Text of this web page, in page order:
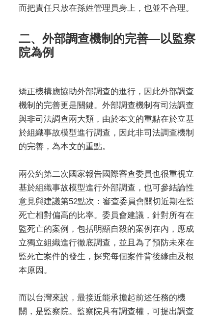
而把責任只放在孫姓管理員身上，也並不合理。
二、外部調查機制的完善—以監察
院為例
矯正機構應協助外部調查的進行，因此外部調查
機制的完善更是關鍵。外部調查機制有司法調查
與非司法調查兩大類，由於本文的重點在於立基
於組織事故模型進行調查，因此非司法調查機制
的完善，為本文的重點。
兩公約第二次國家報告國際審查委員也很重視立
基於組織事故模型進行外部調查，也可參結論性
意見與建議第52點次：審查委員會關切近期在監
死亡相對偏高的比率。委員會建議，針對所有在
監死亡的案例，包括明顯自殺的案例在內，應成
立獨立組織進行徹底調查，並且為了預防未來在
監死亡案件的發生，探究每個案件背後緣由及根
本原因。
而以台灣來說，最接近能承擔起前述任務的機
關，是監察院。監察院具有調查權，可提出調查